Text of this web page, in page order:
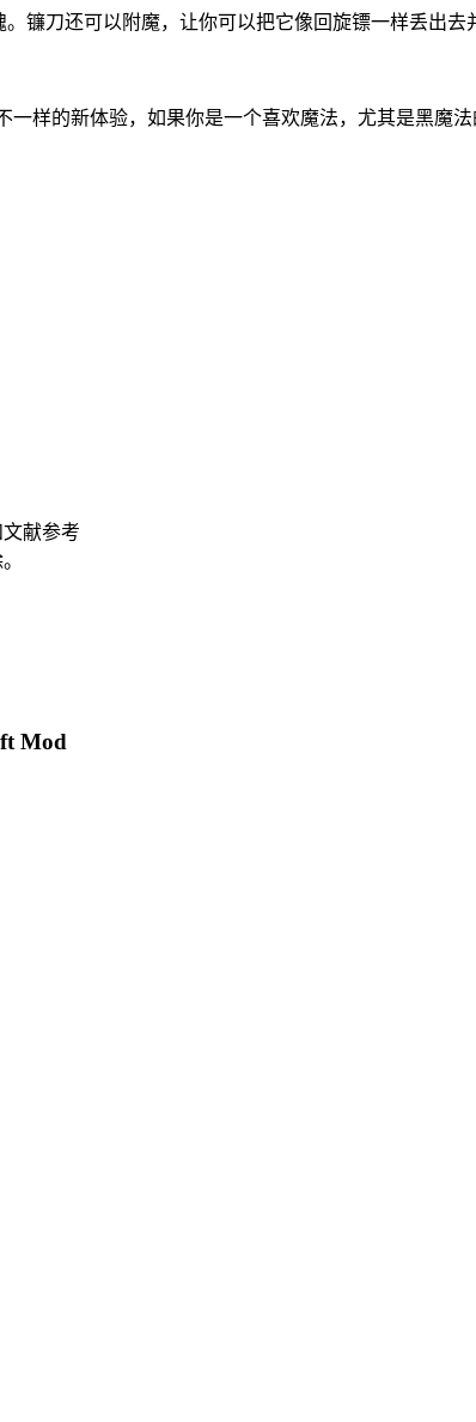
镰刀还可以附魔，让你可以把它像回旋镖一样丢出去
样的新体验，如果你是一个喜欢魔法，尤其是黑魔
献参考
Mod